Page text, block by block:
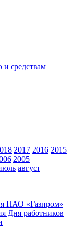
и средствам
2017 2016 2015
2005
август
ПАО «Газпром»
Дня работников